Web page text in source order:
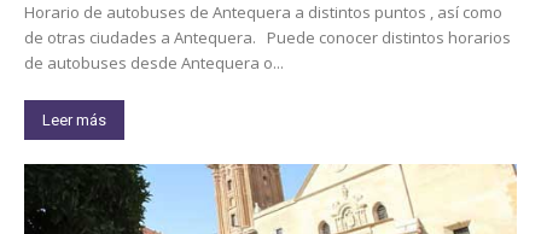
Horario de autobuses de Antequera a distintos puntos , así como
de otras ciudades a Antequera. Puede conocer distintos horarios
de autobuses desde Antequera o...
Leer más